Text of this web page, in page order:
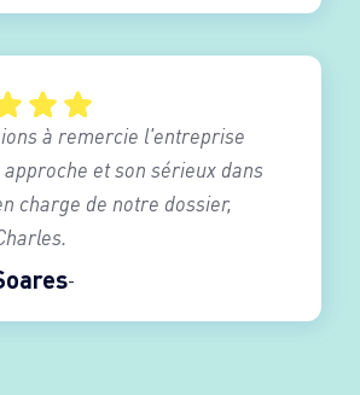
à remercie l'entreprise
et son sérieux dans
charge de notre dossier,